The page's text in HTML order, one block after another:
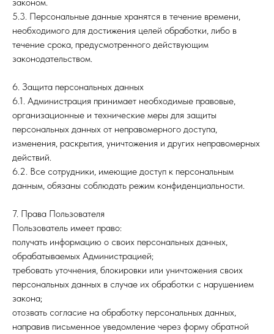
5.3. Персональные данные хранятся в течение времени,
необходимого для достижения целей обработки, либо в
течение срока, предусмотренного действующим
законодательством.
6. Защита персональных данных
6.1. Администрация принимает необходимые правовые,
организационные и технические меры для защиты
персональных данных от неправомерного доступа,
изменения, раскрытия, уничтожения и других неправомерных
действий.
6.2. Все сотрудники, имеющие доступ к персональным
данным, обязаны соблюдать режим конфиденциальности.
7. Права Пользователя
Пользователь имеет право:
получать информацию о своих персональных данных,
обрабатываемых Администрацией;
требовать уточнения, блокировки или уничтожения своих
персональных данных в случае их обработки с нарушением
закона;
отозвать согласие на обработку персональных данных,
направив письменное уведомление через форму обратной